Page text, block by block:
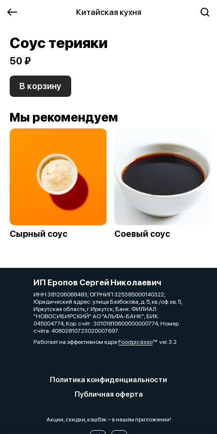
Китайская кухня
Соус терияки
50 ₽
В корзину
Мы рекомендуем
Сырный соус Соевый соус
ИП Еропов Сергей Николаевич
ИНН 381206068483; ОГРНИП 325385000140322;
Юридический адрес: улица Безбокова, д. 5, кв./оф. кв. 5,
Иркутская область, г. Иркутск; Банк: ФИЛИАЛ
"НОВОСИБИРСКИЙ" АО "АЛЬФА-БАНК"; БИК:
045004774; Кор. счёт : 30101810600000000774; Номер
счёта: 40802810723020007697.
Работает на эффективном ядреFoodpicássover. 3.2
Политика конфиденциальности
Публичная оферта
Акции, скидки, кэшбэк − в нашем приложении!